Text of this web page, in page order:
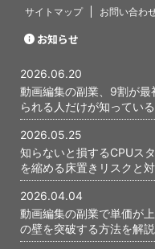
サイトマップ お問い合わ
お知らせ
2026.06.20
動画編集の副業、9割が最
られる人だけが知ってい
2026.05.25
知らないと損するCPUス
を縮める床置きリスクと
2026.04.04
動画編集の副業で単価が
の壁を突破する方法を解説